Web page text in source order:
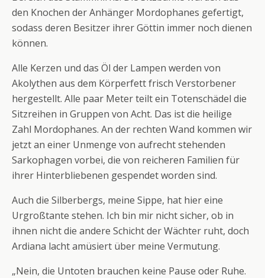
den Knochen der Anhänger Mordophanes gefertigt,
sodass deren Besitzer ihrer Göttin immer noch dienen
können.
Alle Kerzen und das Öl der Lampen werden von
Akolythen aus dem Körperfett frisch Verstorbener
hergestellt. Alle paar Meter teilt ein Totenschädel die
Sitzreihen in Gruppen von Acht. Das ist die heilige
Zahl Mordophanes. An der rechten Wand kommen wir
jetzt an einer Unmenge von aufrecht stehenden
Sarkophagen vorbei, die von reicheren Familien für
ihrer Hinterbliebenen gespendet worden sind.
Auch die Silberbergs, meine Sippe, hat hier eine
Urgroßtante stehen. Ich bin mir nicht sicher, ob in
ihnen nicht die andere Schicht der Wächter ruht, doch
Ardiana lacht amüsiert über meine Vermutung.
„Nein, die Untoten brauchen keine Pause oder Ruhe.